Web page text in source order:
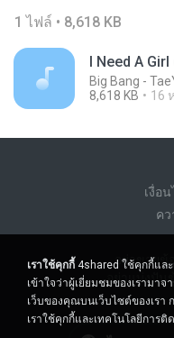
1 ไฟล์ • 8,618 KB
I Need A
Big Bang -
8,618 KB
16
เงื่อ
ค
อย่าขายข้
อย่าแบ่งปัน
เราใช้คุกกี้ 4shared ใช้คุกกี้แล
เข้าใจว่าผู้เยี่ยมชมของเรามา
เว็บของคุณบนเว็บไซต์ของเรา
เราใช้คุกกี้และเทคโนโลยีการติ